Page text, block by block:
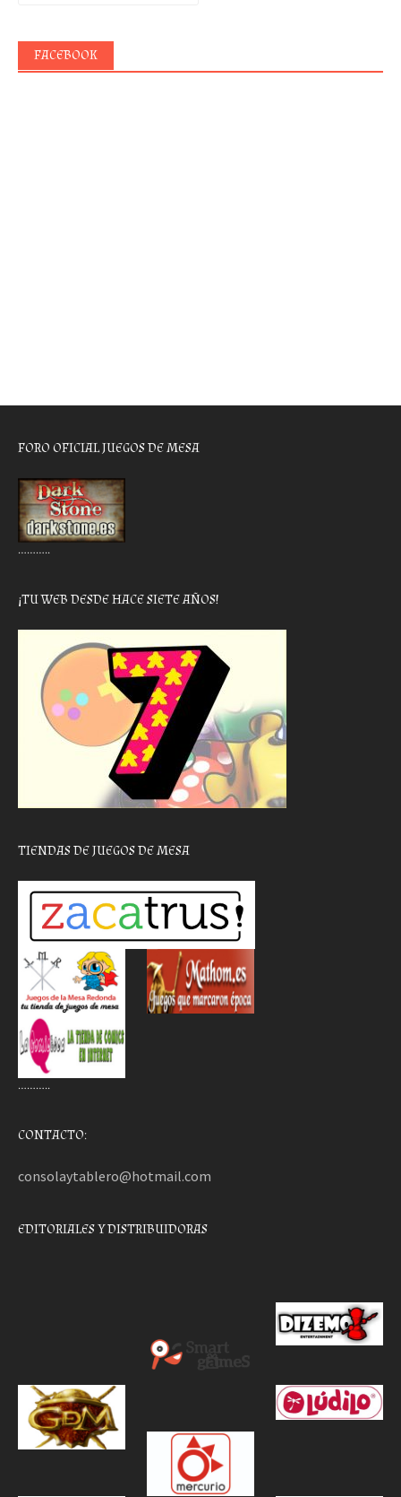
FACEBOOK
FORO OFICIAL JUEGOS DE MESA
………..
¡TU WEB DESDE HACE SIETE AÑOS!
TIENDAS DE JUEGOS DE MESA
………..
CONTACTO:
consolaytablero@hotmail.com
EDITORIALES Y DISTRIBUIDORAS